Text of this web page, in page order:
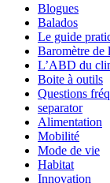
Blogues
Balados
Le guide
Baromètre de
L’ABD du
Boite à outils
Questions
separator
Alimentation
Mobilité
Mode de vie
Habitat
Innovation